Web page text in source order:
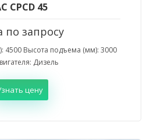
CPCD 45
по запросу
4500 Высота подъема (мм): 3000
Дизель
цену